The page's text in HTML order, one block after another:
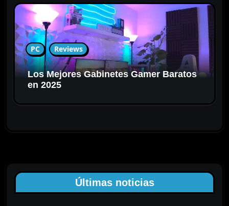
PC Reviews
Los Mejores Gabinetes Gamer Baratos
en 2025
Últimas noticias